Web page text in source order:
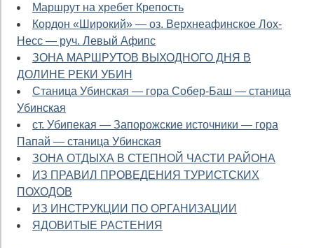
Маршрут на хребет Крепость
Кордон «Широкий» — оз. Верхнеафинское Лох-
Несс — руч. Левый Афипс
ЗОНА МАРШРУТОВ ВЫХОДНОГО ДНЯ В
ДОЛИНЕ РЕКИ УБИН
Станица Убинская — гора Собер-Баш — станица
Убинская
ст. Убипекая — Запорожские источники — гора
Папай — станица Убинская
ЗОНА ОТДЫХА В СТЕПНОЙ ЧАСТИ РАЙОНА
ИЗ ПРАВИЛ ПРОВЕДЕНИЯ ТУРИСТСКИХ
ПОХОДОВ
ИЗ ИНСТРУКЦИИ ПО ОРГАНИЗАЦИИ
ЯДОВИТЫЕ РАСТЕНИЯ